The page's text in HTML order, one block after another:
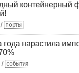
контейнерный
/ порты
года нарастила
/ события